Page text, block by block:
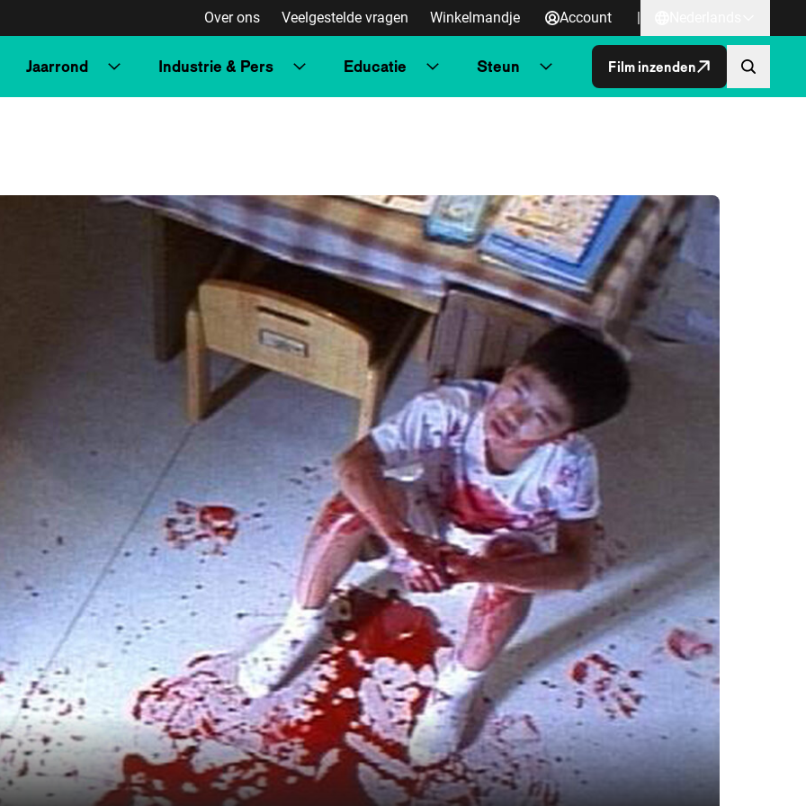
Over ons Veelgestelde vragen Winkelmandje Account |
Jaarrond Industrie & Pers Educatie Steun Film inzenden